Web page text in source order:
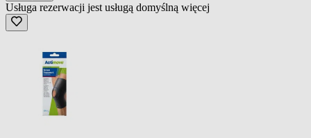
Usługa rezerwacji jest usługą domyślną więcej